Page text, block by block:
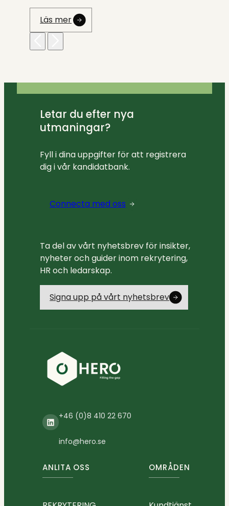
Läs mer
Letar du efter nya
utmaningar?
Fyll i dina uppgifter för att registrera
dig i vår kandidatbank.
Connecta med oss
Ta del av vårt nyhetsbrev för insikter,
nyheter och guider inom rekrytering,
HR och ledarskap.
Signa upp på vårt nyhetsbrev
LinkedIn
+46 (0)8 410 22 670
info@hero.se
ANLITA OSS OMRÅDEN